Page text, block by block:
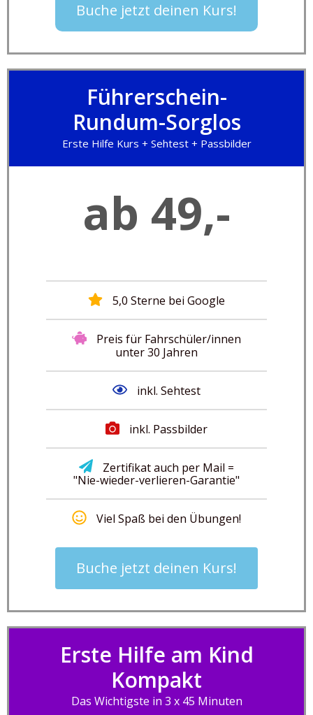
Buche jetzt deinen Kurs!
Führerschein-
Rundum-Sorglos
Erste Hilfe Kurs + Sehtest + Passbilder
ab 49,-
5,0 Sterne bei Google
Preis für Fahrschüler/innen
unter 30 Jahren
inkl. Sehtest
inkl. Passbilder
Zertifikat auch per Mail =
"Nie-wieder-verlieren-Garantie"
Viel Spaß bei den Übungen!
Buche jetzt deinen Kurs!
Erste Hilfe am Kind
Kompakt
Das Wichtigste in 3 x 45 Minuten